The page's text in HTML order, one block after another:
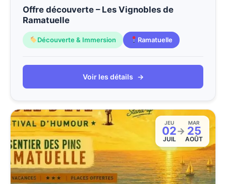
Offre découverte – Les Vignobles de
Ramatuelle
Découverte & Immersion Ramatuelle
Voir les détails →
JEU
02
JUIL
→
MAR
25
AOÛT